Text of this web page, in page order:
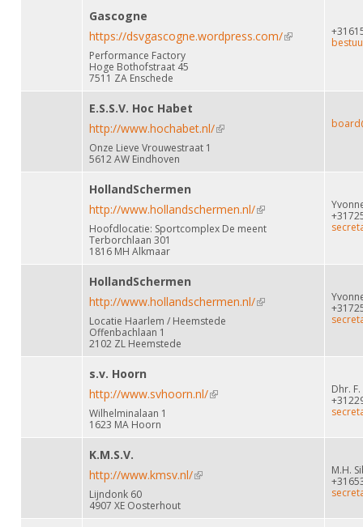
Gascogne
https://dsvgascogne.wordpress.com/(link is
Performance Factory
Hoge Bothofstraat 45
7511 ZA Enschede
E.S.S.V. Hoc Habet
http://www.hochabet.nl/(link is external)
Onze Lieve Vrouwestraat 1
5612 AW Eindhoven
HollandSchermen
http://www.hollandschermen.nl/(link is external)
Hoofdlocatie: Sportcomplex De meent
Terborchlaan 301
1816 MH Alkmaar
HollandSchermen
http://www.hollandschermen.nl/(link is external)
Locatie Haarlem / Heemstede
Offenbachlaan 1
2102 ZL Heemstede
s.v. Hoorn
http://www.svhoorn.nl/(link is external)
Wilhelminalaan 1
1623 MA Hoorn
Dhr.
K.M.S.V.
http://www.kmsv.nl/(link is external)
Lijndonk 60
4907 XE Oosterhout
M.H.